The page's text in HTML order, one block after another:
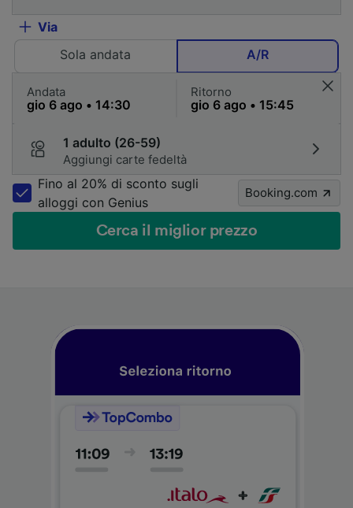
Via
Sola andata
A/R
Andata Ritorno
1 adulto (26-59)
Aggiungi carte fedeltà
Fino al 20% di sconto sugli
alloggi con Genius
Booking.com
Cerca il miglior prezzo